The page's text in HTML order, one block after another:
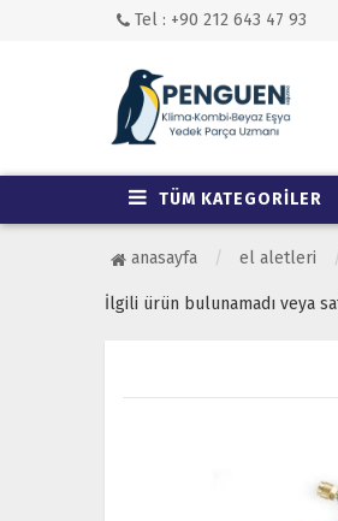
Tel : +90 212 643 47 93
TÜM KATEGORİLER
anasayfa el aletleri
İlgili ürün bulunamadı veya